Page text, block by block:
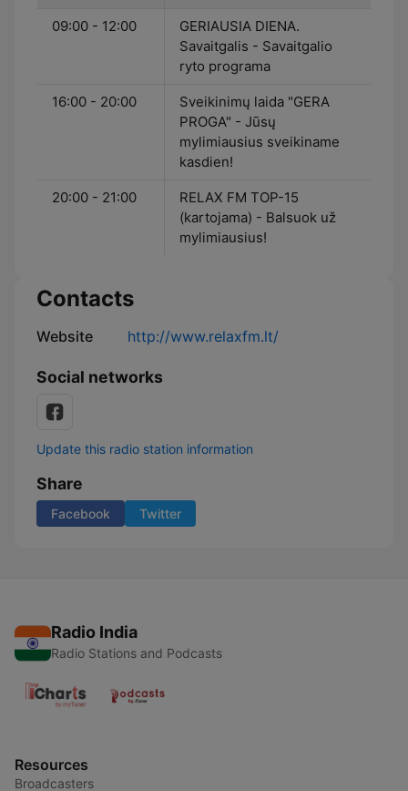
09:00 - 12:00
GERIAUSIA DIENA.
Savaitgalis - Savaitgalio
ryto programa
16:00 - 20:00
Sveikinimų laida "GERA
PROGA" - Jūsų
mylimiausius sveikiname
kasdien!
20:00 - 21:00
RELAX FM TOP-15
(kartojama) - Balsuok už
mylimiausius!
Contacts
Website http://www.relaxfm.lt/
Social networks
Update this radio station information
Share
Facebook Twitter
Radio India
Radio Stations and Podcasts
Resources
Broadcasters